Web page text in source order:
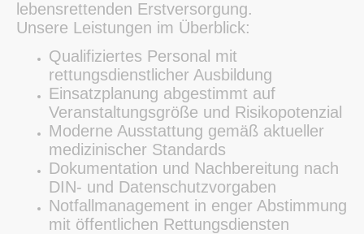
lebensrettenden Erstversorgung.
Unsere Leistungen im Überblick:
Qualifiziertes Personal mit
rettungsdienstlicher Ausbildung
Einsatzplanung abgestimmt auf
Veranstaltungsgröße und Risikopotenzial
Moderne Ausstattung gemäß aktueller
medizinischer Standards
Dokumentation und Nachbereitung nach
DIN- und Datenschutzvorgaben
Notfallmanagement in enger Abstimmung
mit öffentlichen Rettungsdiensten